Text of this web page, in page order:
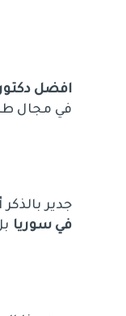
افضل
في مجال
جدير
في سوريا